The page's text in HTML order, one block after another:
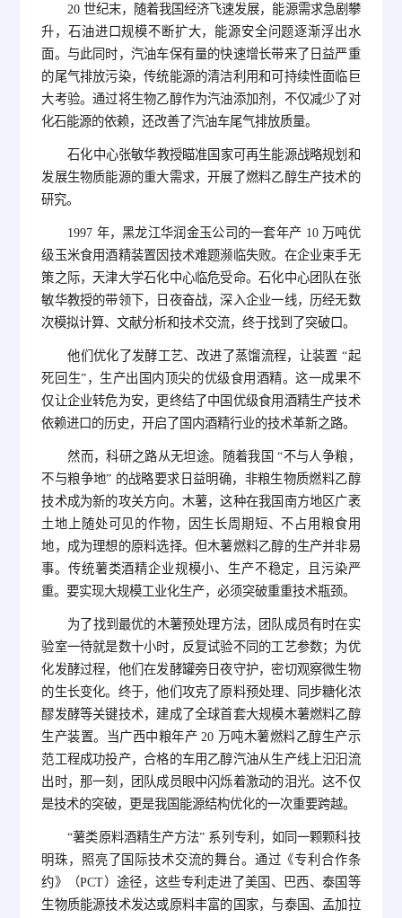
20 世纪末，随着我国经济飞速发展，能源需求急剧攀
升，石油进口规模不断扩大，能源安全问题逐渐浮出水
面。与此同时，汽油车保有量的快速增长带来了日益严重
的尾气排放污染，传统能源的清洁利用和可持续性面临巨
大考验。通过将生物乙醇作为汽油添加剂，不仅减少了对
化石能源的依赖，还改善了汽油车尾气排放质量。
石化中心张敏华教授瞄准国家可再生能源战略规划和
发展生物质能源的重大需求，开展了燃料乙醇生产技术的
研究。
1997 年，黑龙江华润金玉公司的一套年产 10 万吨优
级玉米食用酒精装置因技术难题濒临失败。在企业束手无
策之际，天津大学石化中心临危受命。石化中心团队在张
敏华教授的带领下，日夜奋战，深入企业一线，历经无数
次模拟计算、文献分析和技术交流，终于找到了突破口。
他们优化了发酵工艺、改进了蒸馏流程，让装置 “起
死回生”，生产出国内顶尖的优级食用酒精。这一成果不
仅让企业转危为安，更终结了中国优级食用酒精生产技术
依赖进口的历史，开启了国内酒精行业的技术革新之路。
然而，科研之路从无坦途。随着我国 “不与人争粮，
不与粮争地” 的战略要求日益明确，非粮生物质燃料乙醇
技术成为新的攻关方向。木薯，这种在我国南方地区广袤
土地上随处可见的作物，因生长周期短、不占用粮食用
地，成为理想的原料选择。但木薯燃料乙醇的生产并非易
事。传统薯类酒精企业规模小、生产不稳定，且污染严
重。要实现大规模工业化生产，必须突破重重技术瓶颈。
为了找到最优的木薯预处理方法，团队成员有时在实
验室一待就是数十小时，反复试验不同的工艺参数；为优
化发酵过程，他们在发酵罐旁日夜守护，密切观察微生物
的生长变化。终于，他们攻克了原料预处理、同步糖化浓
醪发酵等关键技术，建成了全球首套大规模木薯燃料乙醇
生产装置。当广西中粮年产 20 万吨木薯燃料乙醇生产示
范工程成功投产，合格的车用乙醇汽油从生产线上汩汩流
出时，那一刻，团队成员眼中闪烁着激动的泪光。这不仅
是技术的突破，更是我国能源结构优化的一次重要跨越。
“薯类原料酒精生产方法” 系列专利，如同一颗颗科技
明珠，照亮了国际技术交流的舞台。通过《专利合作条
约》（PCT）途径，这些专利走进了美国、巴西、泰国等
生物质能源技术发达或原料丰富的国家，与泰国、孟加拉